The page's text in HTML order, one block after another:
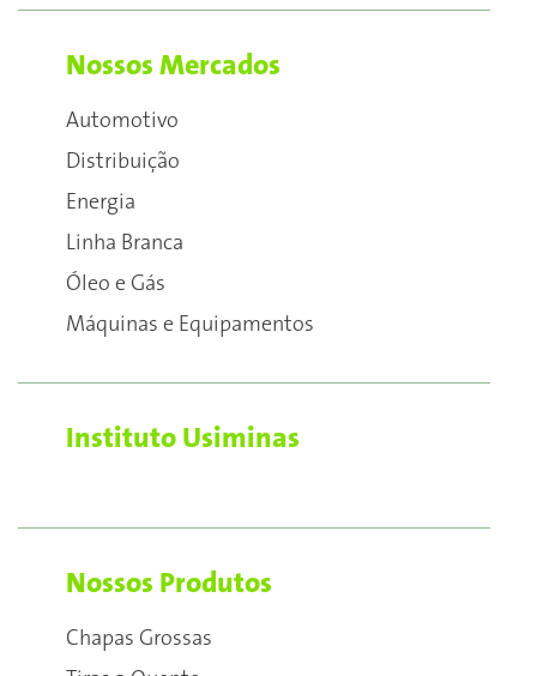
Nossos Mercados
Automotivo
Distribuição
Energia
Linha Branca
Óleo e Gás
Máquinas e Equipamentos
Instituto Usiminas
Nossos Produtos
Chapas Grossas